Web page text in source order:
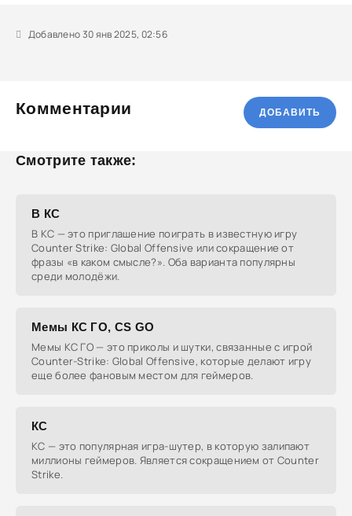
Добавлено 30 янв 2025, 02:56
Комментарии ДОБАВИТЬ
Смотрите также:
В КС
В КС — это приглашение поиграть в известную игру
Counter Strike: Global Offensive или сокращение от
фразы «в каком смысле?». Оба варианта популярны
среди молодёжи.
Мемы КС ГО, CS GO
Мемы КС ГО — это приколы и шутки, связанные с игрой
Counter-Strike: Global Offensive, которые делают игру
еще более фановым местом для геймеров.
КС
КС — это популярная игра-шутер, в которую залипают
миллионы геймеров. Является сокращением от Counter
Strike.